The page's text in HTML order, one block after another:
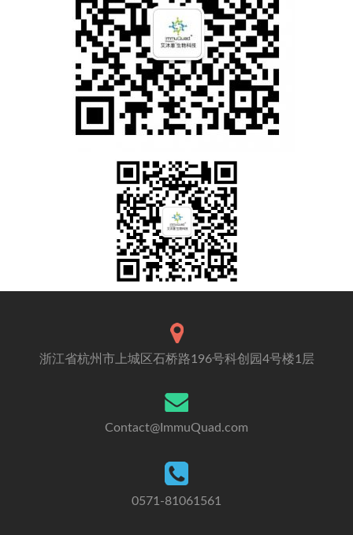
浙江省杭州市上城区石桥路196号科创园4号楼1层
Contact@ImmuQuad.com
0571-81061561